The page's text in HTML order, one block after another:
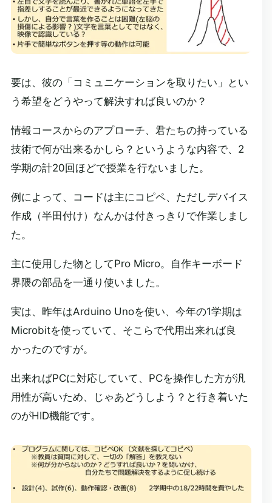
要は、彼の「コミュニケーションを取りたい」とい
う希望をどうやって解決すれば良いのか？
情報コースからのアプローチ、君たちの持っている
技術で何が出来るかしら？というような内容で、2
学期の計20回ほどで授業を行ないました。
例によって、コードは主にコピペ、ただしデバイス
作成（半田付け）なんかは付きっきりで作業しまし
た。
主に使用した物としてPro Micro。自作キーボード
界隈の部品を一通り使いました。
実は、昨年はArduino Unoを使い、今年の1学期は
Microbitを使っていて、そこらで代用出来れば良
かったのですが。
出来ればPCに対応していて、PCを操作した方が汎
用性が高いため、じゃあどうしよう？と行き着いた
のがHID機能です。